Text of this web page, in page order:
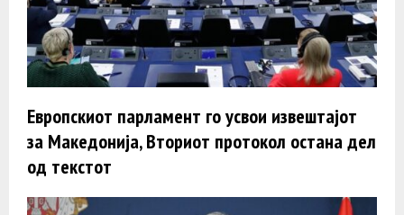
Европскиот парламент го усвои извештајот
за Македонија, Вториот протокол остана дел
од текстот